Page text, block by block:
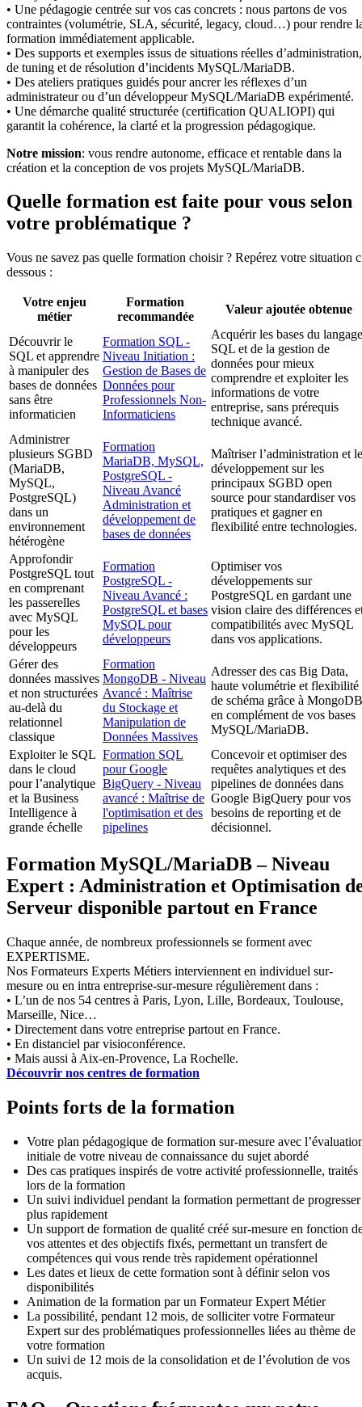
• Une pédagogie centrée sur vos cas concrets : nous partons de vos
contraintes (volumétrie, SLA, sécurité, legacy, cloud…) pour rendre
formation immédiatement applicable.
• Des supports et exemples issus de situations réelles d’administration,
de tuning et de résolution d’incidents MySQL/MariaDB.
• Des ateliers pratiques guidés pour ancrer les réflexes d’un
administrateur ou d’un développeur MySQL/MariaDB expérimenté.
• Une démarche qualité structurée (certification QUALIOPI) qui
garantit la cohérence, la clarté et la progression pédagogique.
Notre mission: vous rendre autonome, efficace et rentable dans la
création et la conception de vos projets MySQL/MariaDB.
Quelle formation est faite pour vous selon
votre problématique ?
Vous ne savez pas quelle formation choisir ? Repérez votre situation
dessous :
Votre enjeu
métier
Formation
recommandée
Valeur ajoutée obtenue
Découvrir le
SQL et apprendre
à manipuler des
bases de données
sans être
informaticien
Formation SQL -
Niveau Initiation :
Gestion de Bases de
Données pour
Professionnels Non-
Informaticiens
Acquérir les bases du langage
SQL et de la gestion de
données pour mieux
comprendre et exploiter les
informations de votre
entreprise, sans prérequis
technique avancé.
Administrer
plusieurs SGBD
(MariaDB,
MySQL,
PostgreSQL)
dans un
environnement
hétérogène
Formation
MariaDB, MySQL,
PostgreSQL -
Niveau Avancé
Administration et
développement de
bases de données
Maîtriser l’administration et le
développement sur les
principaux SGBD open
source pour standardiser vos
pratiques et gagner en
flexibilité entre technologies.
Approfondir
PostgreSQL tout
en comprenant
les passerelles
avec MySQL
pour les
développeurs
Formation
PostgreSQL -
Niveau Avancé :
PostgreSQL et bases
MySQL pour
développeurs
Optimiser vos
développements sur
PostgreSQL en gardant une
vision claire des différences
compatibilités avec MySQL
dans vos applications.
Gérer des
données massives
et non structurées
au-delà du
relationnel
classique
Formation
MongoDB - Niveau
Avancé : Maîtrise
du Stockage et
Manipulation de
Données Massives
Adresser des cas Big Data,
haute volumétrie et flexibilité
de schéma grâce à
en complément de vos bases
MySQL/MariaDB.
Exploiter le SQL
dans le cloud
pour l’analytique
et la Business
Intelligence à
grande échelle
Formation SQL
pour Google
BigQuery - Niveau
avancé : Maîtrise de
l'optimisation et des
pipelines
Concevoir et optimiser des
requêtes analytiques et des
pipelines de données dans
Google BigQuery pour vos
besoins de reporting et de
décisionnel.
Formation MySQL/MariaDB – Niveau
Expert : Administration et Optimisation
Serveur disponible partout en France
Chaque année, de nombreux professionnels se forment avec
EXPERTISME.
Nos Formateurs Experts Métiers interviennent en individuel sur-
mesure ou en intra entreprise-sur-mesure régulièrement dans :
• L’un de nos 54 centres à Paris, Lyon, Lille, Bordeaux, Toulouse,
Marseille, Nice…
• Directement dans votre entreprise partout en France.
• En distanciel par visioconférence.
• Mais aussi à Aix-en-Provence, La Rochelle.
Découvrir nos centres de formation
Points forts de la formation
Votre plan pédagogique de formation sur-mesure avec
initiale de votre niveau de connaissance du sujet abordé
Des cas pratiques inspirés de votre activité professionnelle, traités
lors de la formation
Un suivi individuel pendant la formation permettant de progresser
plus rapidement
Un support de formation de qualité créé sur-mesure en fonction
vos attentes et des objectifs fixés, permettant un transfert de
compétences qui vous rende très rapidement opérationnel
Les dates et lieux de cette formation sont à définir selon vos
disponibilités
Animation de la formation par un Formateur Expert Métier
La possibilité, pendant 12 mois, de solliciter votre Formateur
Expert sur des problématiques professionnelles liées au thème de
votre formation
Un suivi de 12 mois de la consolidation et de l’évolution de vos
acquis.